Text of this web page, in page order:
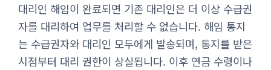
대리인 해임이 완료되면 기존 대리인은 더 이상 수급권
자를 대리하여 업무를 처리할 수 없습니다. 해임 통지
는 수급권자와 대리인 모두에게 발송되며, 통지를 받은
시점부터 대리 권한이 상실됩니다. 이후 연금 수령이나